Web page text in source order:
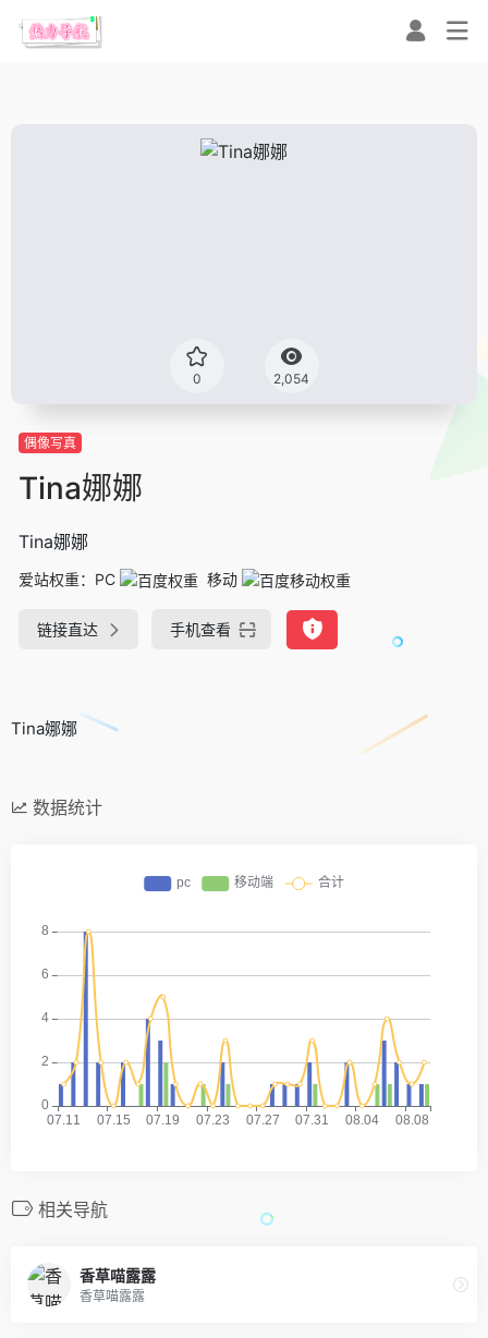
0 2,054
偶像写真
Tina娜娜
Tina娜娜
爱站权重： PC 移动
链接直达 手机查看
Tina娜娜
数据统计
相关导航
香草喵露露
香草喵露露